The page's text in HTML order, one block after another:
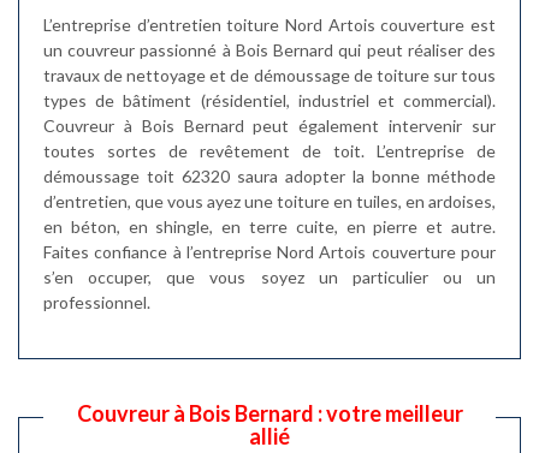
L’entreprise d’entretien toiture Nord Artois couverture est
un couvreur passionné à Bois Bernard qui peut réaliser des
travaux de nettoyage et de démoussage de toiture sur tous
types de bâtiment (résidentiel, industriel et commercial).
Couvreur à Bois Bernard peut également intervenir sur
toutes sortes de revêtement de toit. L’entreprise de
démoussage toit 62320 saura adopter la bonne méthode
d’entretien, que vous ayez une toiture en tuiles, en ardoises,
en béton, en shingle, en terre cuite, en pierre et autre.
Faites confiance à l’entreprise Nord Artois couverture pour
s’en occuper, que vous soyez un particulier ou un
professionnel.
Couvreur à Bois Bernard : votre meilleur
allié